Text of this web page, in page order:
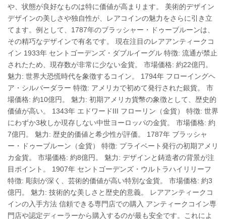
や、状態が良好なものは特に価値が高まります。 美術的デザイン
デザインの美しさや独自性が、レアコインの魅力をさらに引き立
てます。例として、1787年のブラッシャー・ドゥーブルーンは、
その精巧なデザインで有名です。 現在注目のレアアンティークコ
イン 1933年 セントゴーデンズ・ダブルイーグル 特徴: 流通が禁止
されたため、現存数が非常に少ない金貨。 市場価格: 約22億円。
魅力: 世界大恐慌時代を象徴するコイン。 1794年 フローイングヘ
ア・シルバーダラー 特徴: アメリカで初めて発行された銀貨。 市
場価格: 約10億円。 魅力: 初期アメリカ貨幣の象徴として、歴史的
価値が高い。 1343年 エドワードIII フローリン（金貨） 特徴: 世界
にわずか3枚しか現存しない中世ヨーロッパの金貨。 市場価格: 約
7億円。 魅力: 歴史的価値と希少性が評価。 1787年 ブラッシャ
ー・ドゥーブルーン（金貨） 特徴: プライベート発行の初期アメリ
カ金貨。 市場価格: 約8億円。 魅力: デザインと鋳造者の背景が注
目ポイント。 1907年 セントゴーデンズ・ウルトラハイリリーフ
特徴: 彫刻が深く、芸術的価値が高い特別な金貨。 市場価格: 約3
億円。 魅力: 技術的な美しさと歴史的意義。 レアアンティークコ
インの入手方法 信頼できる専門店での購入 アンティークコイン専
門店や認定ディーラーから購入するのが最も安全です。これによ